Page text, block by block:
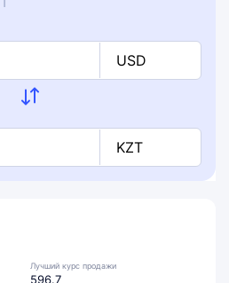
USD
KZT
Лучший курс продажи
596.7